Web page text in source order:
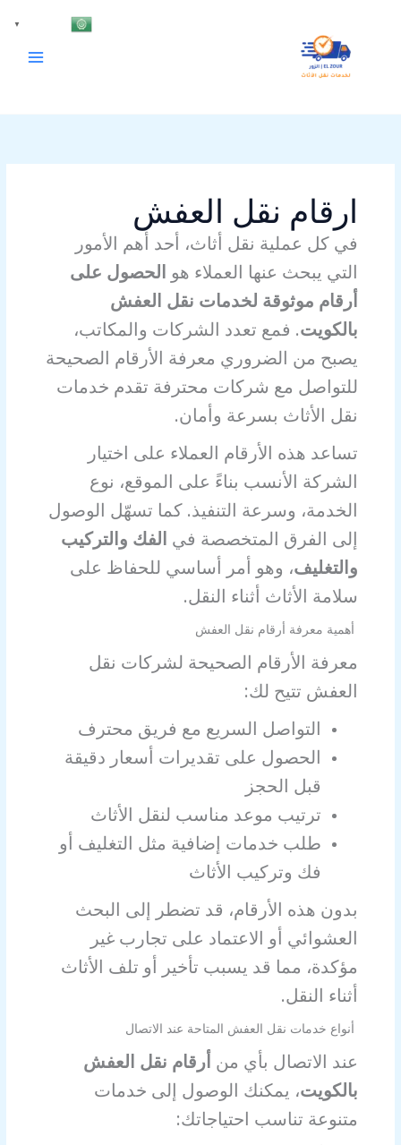
ارقام نقل العفش
في كل عملية نقل أثاث، أحد أهم الأمور
التي يبحث عنها العملاء هو الحصول على
أرقام موثوقة لخدمات نقل العفش
بالكويت. فمع تعدد الشركات والمكاتب،
يصبح من الضروري معرفة الأرقام الصحيحة
للتواصل مع شركات محترفة تقدم خدمات
نقل الأثاث بسرعة وأمان.
تساعد هذه الأرقام العملاء على اختيار
الشركة الأنسب بناءً على الموقع، نوع
الخدمة، وسرعة التنفيذ. كما تسهّل الوصول
إلى الفرق المتخصصة في الفك والتركيب
والتغليف، وهو أمر أساسي للحفاظ على
سلامة الأثاث أثناء النقل.
أهمية معرفة أرقام نقل العفش
معرفة الأرقام الصحيحة لشركات نقل
العفش تتيح لك:
التواصل السريع مع فريق محترف
الحصول على تقديرات أسعار دقيقة
قبل الحجز
ترتيب موعد مناسب لنقل الأثاث
طلب خدمات إضافية مثل التغليف أو
فك وتركيب الأثاث
بدون هذه الأرقام، قد تضطر إلى البحث
العشوائي أو الاعتماد على تجارب غير
مؤكدة، مما قد يسبب تأخير أو تلف الأثاث
أثناء النقل.
أنواع خدمات نقل العفش المتاحة عند الاتصال
عند الاتصال بأي من أرقام نقل العفش
بالكويت، يمكنك الوصول إلى خدمات
متنوعة تناسب احتياجاتك:
▼